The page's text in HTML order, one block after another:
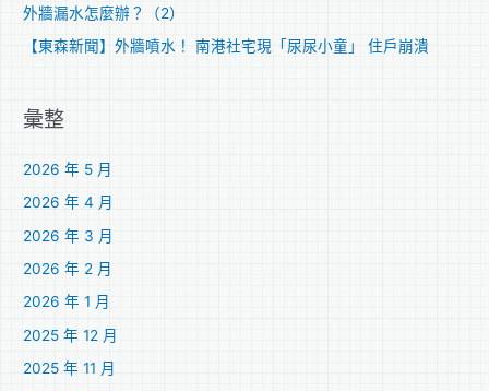
外牆漏水怎麼辦？（2）
【東森新聞】外牆噴水！ 南港社宅現「尿尿小童」 住戶崩潰
彙整
2026 年 5 月
2026 年 4 月
2026 年 3 月
2026 年 2 月
2026 年 1 月
2025 年 12 月
2025 年 11 月